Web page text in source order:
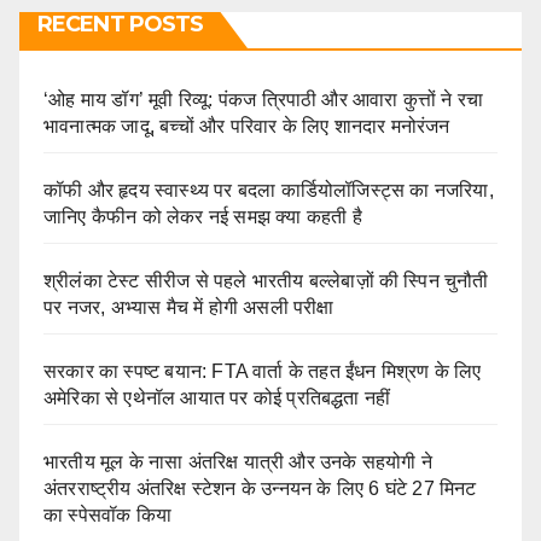
RECENT POSTS
‘ओह माय डॉग’ मूवी रिव्यू: पंकज त्रिपाठी और आवारा कुत्तों ने रचा
भावनात्मक जादू, बच्चों और परिवार के लिए शानदार मनोरंजन
कॉफी और हृदय स्वास्थ्य पर बदला कार्डियोलॉजिस्ट्स का नजरिया,
जानिए कैफीन को लेकर नई समझ क्या कहती है
श्रीलंका टेस्ट सीरीज से पहले भारतीय बल्लेबाज़ों की स्पिन चुनौती
पर नजर, अभ्यास मैच में होगी असली परीक्षा
सरकार का स्पष्ट बयान: FTA वार्ता के तहत ईंधन मिश्रण के लिए
अमेरिका से एथेनॉल आयात पर कोई प्रतिबद्धता नहीं
भारतीय मूल के नासा अंतरिक्ष यात्री और उनके सहयोगी ने
अंतरराष्ट्रीय अंतरिक्ष स्टेशन के उन्नयन के लिए 6 घंटे 27 मिनट
का स्पेसवॉक किया